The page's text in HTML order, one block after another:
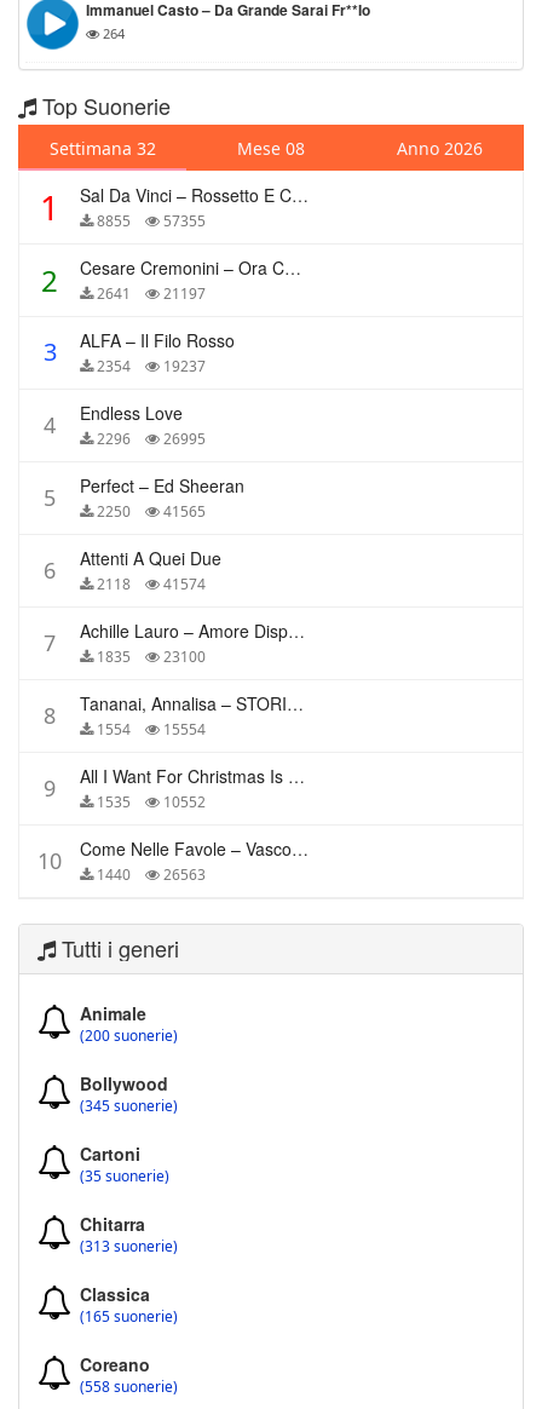
Immanuel Casto – Da Grande Sarai Fr**io
264
Top Suonerie
Settimana 32 Mese 08 Anno 2026
1 Sal Da Vinci – Rossetto E Caffè
8855 57355
2 Cesare Cremonini – Ora Che Non Ho Più Te
2641 21197
3 ALFA – Il Filo Rosso
2354 19237
4 Endless Love
2296 26995
5 Perfect – Ed Sheeran
2250 41565
6 Attenti A Quei Due
2118 41574
7 Achille Lauro – Amore Disperato
1835 23100
8 Tananai, Annalisa – STORIE BREVI
1554 15554
9 All I Want For Christmas Is You – Mariah Carey
1535 10552
10 Come Nelle Favole – Vasco Rossi
1440 26563
Tutti i generi
Animale
(200 suonerie)
Bollywood
(345 suonerie)
Cartoni
(35 suonerie)
Chitarra
(313 suonerie)
Classica
(165 suonerie)
Coreano
(558 suonerie)